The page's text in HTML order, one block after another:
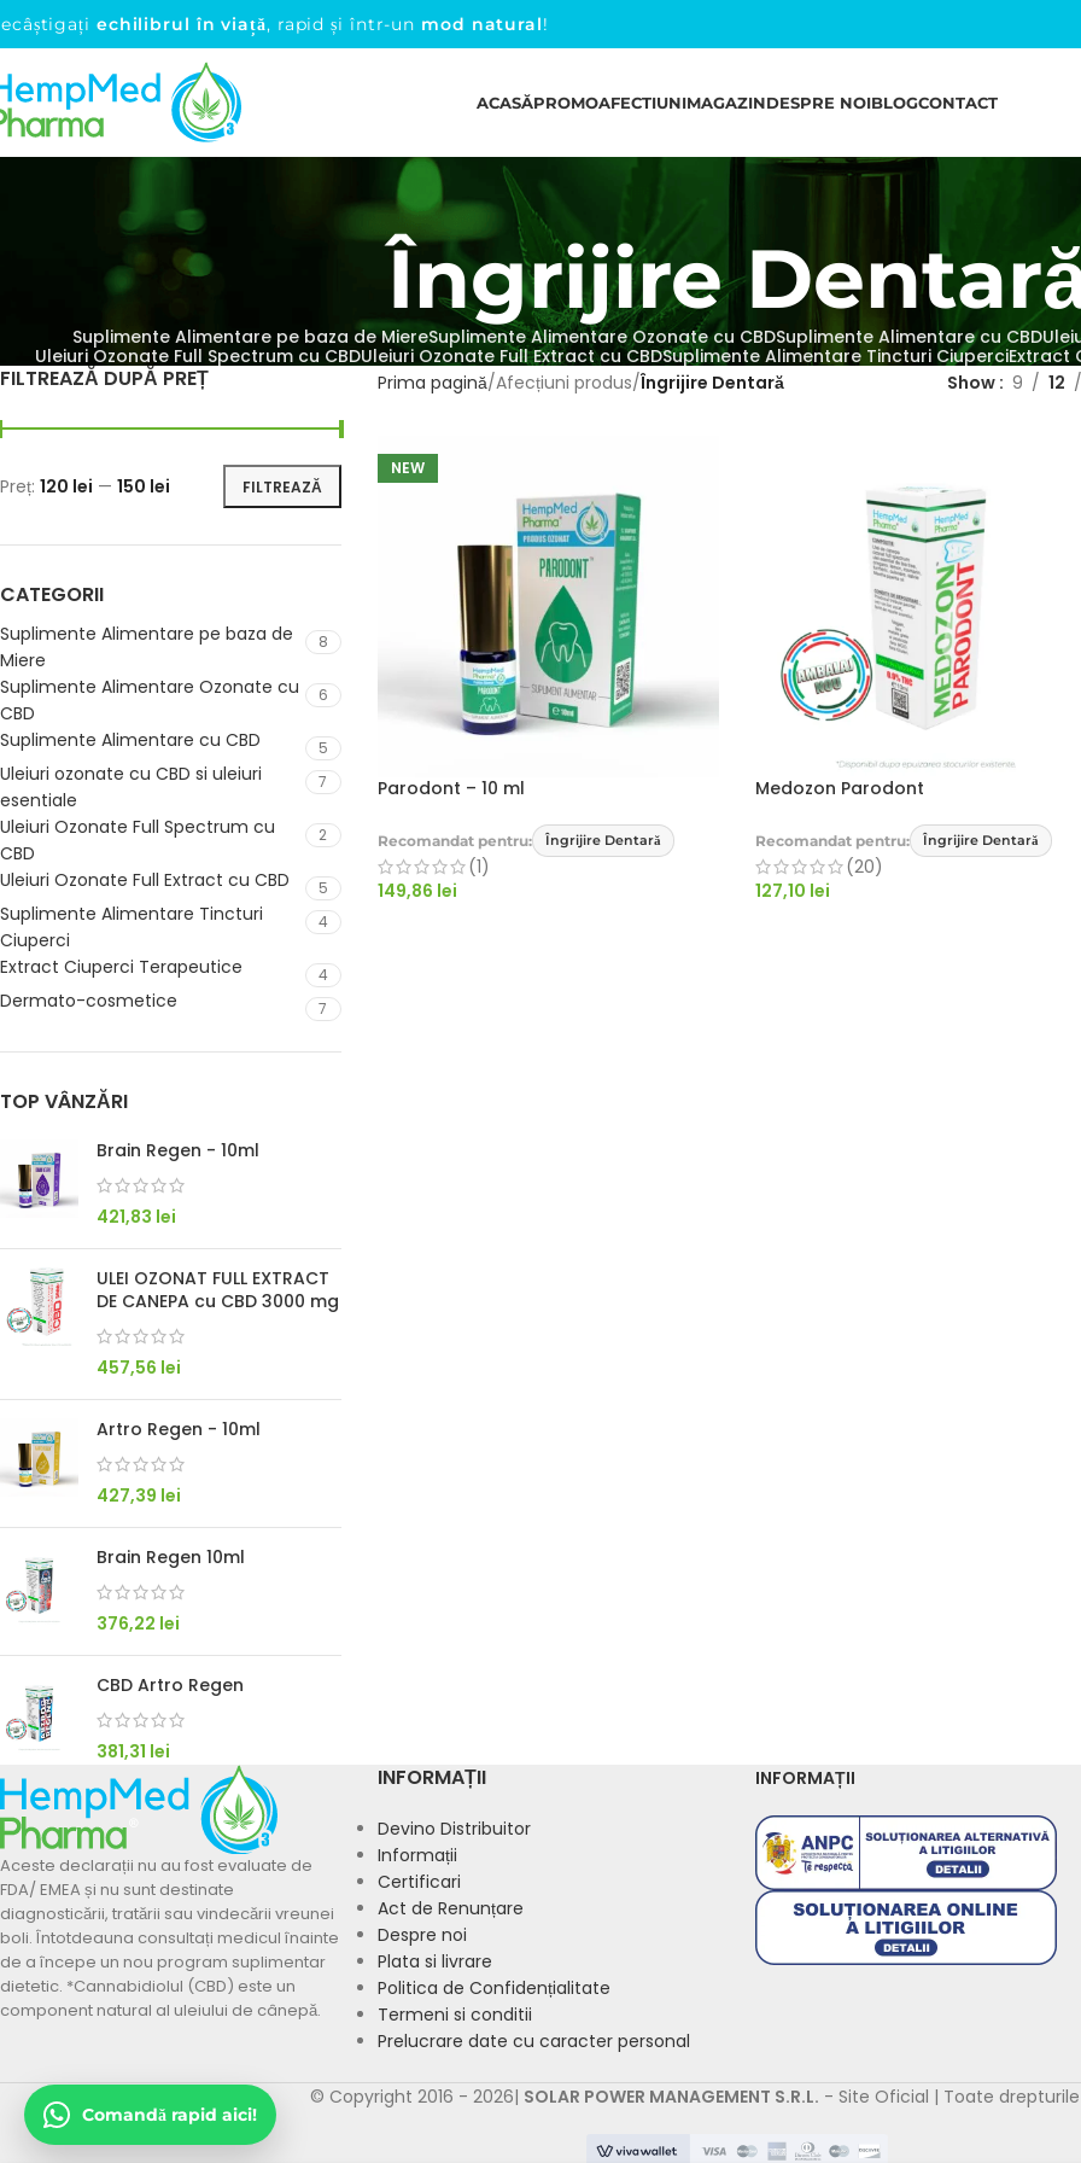
echilibrul în viață, rapid și într-un mod natural!
ACASĂPROMOAFECTIUNIMAGAZINDESPRE NOIBLOGCONTACT
Îngrijire
Suplimente Alimentare pe baza de MiereSuplimente Alimentare Ozonate cu CBDSuplimente Alimentare cu CBD
Uleiuri Ozonate Full Spectrum cu CBDUleiuri Ozonate Full Extract cu CBDSuplimente Alimentare Tincturi CiuperciExtract
FILTREAZĂ DUPĂ PREȚ
FILTREAZĂ
Preț: 120 lei — 150 lei
CATEGORII
Suplimente Alimentare pe baza de
Miere
8
Suplimente Alimentare Ozonate cu
CBD
6
Suplimente Alimentare cu CBD 5
Uleiuri ozonate cu CBD si uleiuri
esentiale
7
Uleiuri Ozonate Full Spectrum cu
CBD
2
Uleiuri Ozonate Full Extract cu CBD 5
Suplimente Alimentare Tincturi
Ciuperci
4
Extract Ciuperci Terapeutice 4
Dermato-cosmetice 7
TOP VÂNZĂRI
Brain Regen - 10ml
421,83 lei
ULEI OZONAT FULL EXTRACT
DE CANEPA cu CBD 3000 mg
457,56 lei
Artro Regen - 10ml
427,39 lei
Brain Regen 10ml
376,22 lei
CBD Artro Regen
381,31 lei
Prima pagină Afecțiuni produs Îngrijire Dentară Show 9 12
NEW
Parodont – 10 ml
Recomandat pentru: Îngrijire Dentară
(1)
149,86 lei
Medozon Parodont
Recomandat pentru: Îngrijire Dentară
(20)
127,10 lei
Aceste declarații nu au fost evaluate de
FDA/ EMEA și nu sunt destinate
diagnosticării, tratării sau vindecării vreunei
boli. Întotdeauna consultați medicul înainte
de a începe un nou program suplimentar
dietetic. *Cannabidiolul (CBD) este un
component natural al uleiului de cânepă.
INFORMAȚII
Devino Distribuitor
Informații
Certificari
Act de Renunțare
Despre noi
Plata si livrare
Politica de Confidențialitate
Termeni si conditii
Prelucrare date cu caracter personal
INFORMAȚII
© Copyright 2016 - 2026| SOLAR POWER MANAGEMENT S.R.L. - Site Oficial | Toate
Suport Whatsapp
Program: L-V 09:00–18:00
Previzualizare mesaj:
Bună! Am o întrebare despre: Îngrijire Dentară
&#8211; Hempmed Pharma
Vreau mai multe informații
Mă puteți ajuta cu o recomandare?
Comandă rapid aici!